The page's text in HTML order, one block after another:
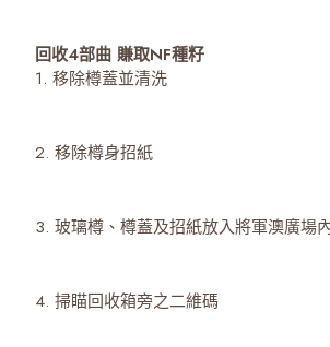
回收4部曲 賺取NF種籽
1. 移除樽蓋並清洗
2. 移除樽身招紙
3. 玻璃樽、樽蓋及招紙放入將軍澳廣場
4. 掃瞄回收箱旁之二維碼